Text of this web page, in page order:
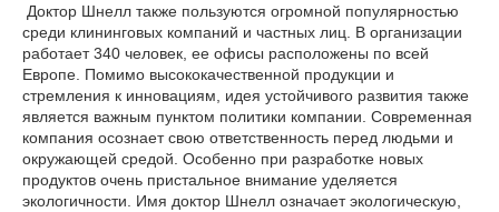
Доктор Шнелл также пользуются огромной популярностью
среди клининговых компаний и частных лиц. В организации
работает 340 человек, ее офисы расположены по всей
Европе. Помимо высококачественной продукции и
стремления к инновациям, идея устойчивого развития также
является важным пунктом политики компании. Cовременная
компания осознает свою ответственность перед людьми и
окружающей средой. Особенно при разработке новых
продуктов очень пристальное внимание уделяется
экологичности. Имя доктор Шнелл означает экологическую,